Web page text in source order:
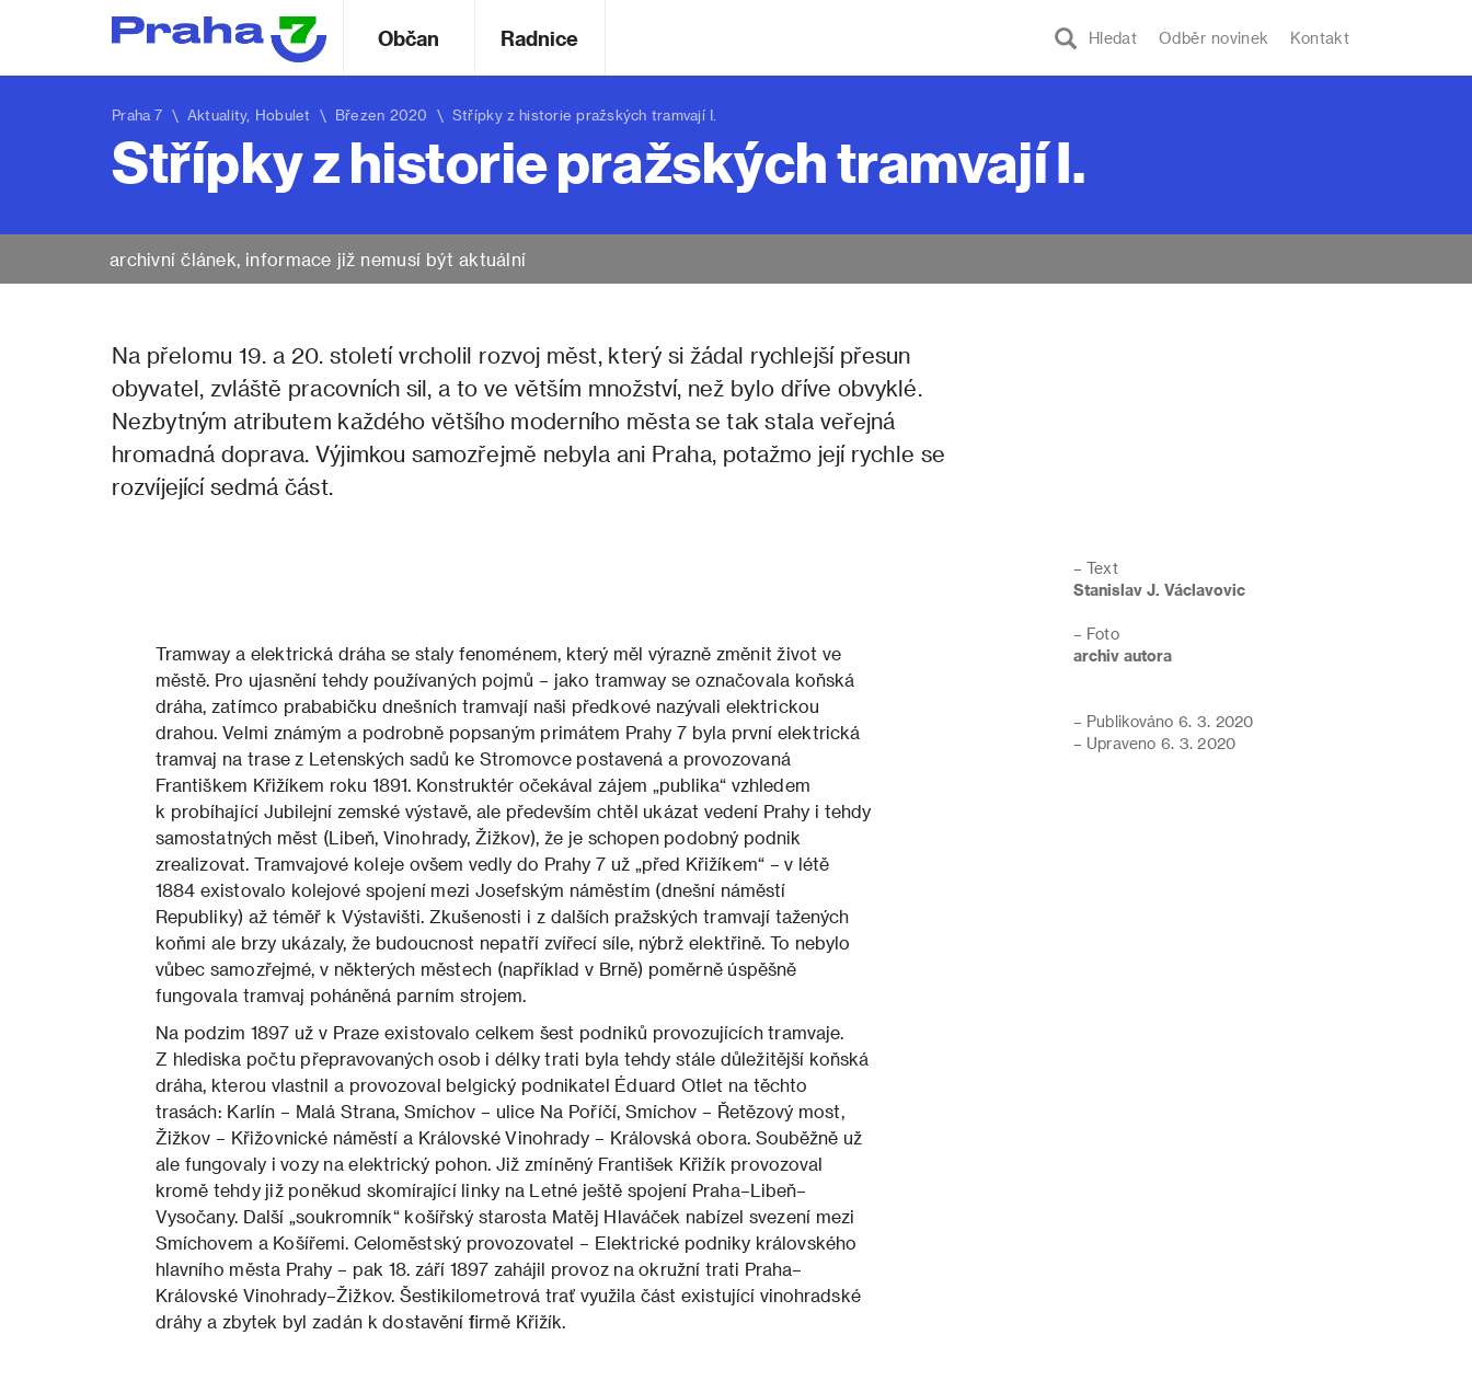
Hledat Odběr novinek Kontakt
Občan Radnice
Praha 7 \ Aktuality, Hobulet \ Březen 2020 \ Střípky z historie pražských tramvají I.
Střípky z historie pražských tramvají I.
archivní článek, informace již nemusí být aktuální
Na přelomu 19. a 20. století vrcholil rozvoj měst, který si žádal rychlejší přesun
obyvatel, zvláště pracovních sil, a to ve větším množství, než bylo dříve obvyklé.
Nezbytným atributem každého většího moderního města se tak stala veřejná
hromadná doprava. Výjimkou samozřejmě nebyla ani Praha, potažmo její rychle se
rozvíjející sedmá část.
Tramway a elektrická dráha se staly fenoménem, který měl výrazně změnit život ve
městě. Pro ujasnění tehdy používaných pojmů – jako tramway se označovala koňská
dráha, zatímco prababičku dnešních tramvají naši předkové nazývali elektrickou
drahou. Velmi známým a podrobně popsaným primátem Prahy 7 byla první elektrická
tramvaj na trase z Letenských sadů ke Stromovce postavená a provozovaná
Františkem Křižíkem roku 1891. Konstruktér očekával zájem „publika“ vzhledem
k probíhající Jubilejní zemské výstavě, ale především chtěl ukázat vedení Prahy i tehdy
samostatných měst (Libeň, Vinohrady, Žižkov), že je schopen podobný podnik
zrealizovat. Tramvajové koleje ovšem vedly do Prahy 7 už „před Křižíkem“ – v létě
1884 existovalo kolejové spojení mezi Josefským náměstím (dnešní náměstí
Republiky) až téměř k Výstavišti. Zkušenosti i z dalších pražských tramvají tažených
koňmi ale brzy ukázaly, že budoucnost nepatří zvířecí síle, nýbrž elektřině. To nebylo
vůbec samozřejmé, v některých městech (například v Brně) poměrně úspěšně
fungovala tramvaj poháněná parním strojem.
Na podzim 1897 už v Praze existovalo celkem šest podniků provozujících tramvaje.
Z hlediska počtu přepravovaných osob i délky trati byla tehdy stále důležitější koňská
dráha, kterou vlastnil a provozoval belgický podnikatel Éduard Otlet na těchto
trasách: Karlín – Malá Strana, Smíchov – ulice Na Poříčí, Smíchov – Řetězový most,
Žižkov – Křižovnické náměstí a Královské Vinohrady – Královská obora. Souběžně už
ale fungovaly i vozy na elektrický pohon. Již zmíněný František Křižík provozoval
kromě tehdy již poněkud skomírající linky na Letné ještě spojení Praha–Libeň–
Vysočany. Další „soukromník“ košířský starosta Matěj Hlaváček nabízel svezení mezi
Smíchovem a Košířemi. Celoměstský provozovatel – Elektrické podniky královského
hlavního města Prahy – pak 18. září 1897 zahájil provoz na okružní trati Praha–
Královské Vinohrady–Žižkov. Šestikilometrová trať využila část existující vinohradské
dráhya zbytek byl zadán k dostavění firmě Křižík.
– Text
Stanislav J. Václavovic
– Foto
archiv autora
– Publikováno 6. 3. 2020
– Upraveno 6. 3. 2020